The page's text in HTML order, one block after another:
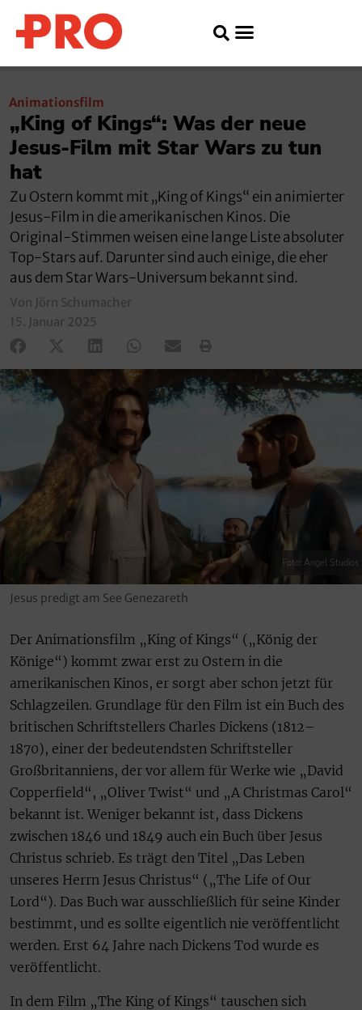
Animationsfilm
„King of Kings“: Was der neue
Jesus-Film mit Star Wars zu tun
hat
Zu Ostern kommt mit „King of Kings“ ein animierter
Jesus-Film in die amerikanischen Kinos. Die
Original-Stimmen weisen eine lange Liste absoluter
Top-Stars auf. Darunter sind auch einige, die eher
aus dem Star Wars-Universum bekannt sind.
Von Jörn Schumacher
15. Januar 2025
Foto: Angel Studios
Jesus predigt am See Genezareth
Der Animationsfilm „King of Kings“ („König der
Könige“) kommt zwar erst zu Ostern in die
amerikanischen Kinos, er sorgt aber schon jetzt für
Schlagzeilen. Grundlage für den Film ist ein Buch des
britischen Schriftstellers Charles Dickens (1812–
1870), einer der bedeutendsten Schriftsteller
Großbritanniens, der vor allem für Werke wie „David
Copperfield“, „Oliver Twist“ und „A Christmas Carol“
bekannt ist. Weniger bekannt ist, dass Dickens
zwischen 1846 und 1849 auch ein Buch über Jesus
Christus schrieb. Es trägt den Titel „Das Leben
unseres Herrn Jesus Christus“ („The Life of Our
Lord“). Das Buch war ausschließlich für seine Kinder
bestimmt, und es sollte eigentlich nie veröffentlicht
werden. Erst 64 Jahre nach Dickens Tod wurde es
veröffentlicht.
In dem Film „The King of Kings“ tauschen sich